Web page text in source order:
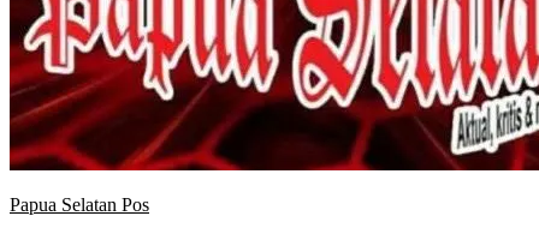
Papua Selatan Pos